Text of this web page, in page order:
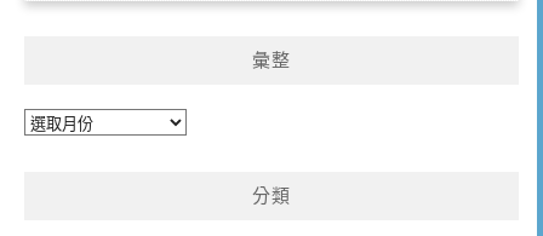
彙整
彙
分類